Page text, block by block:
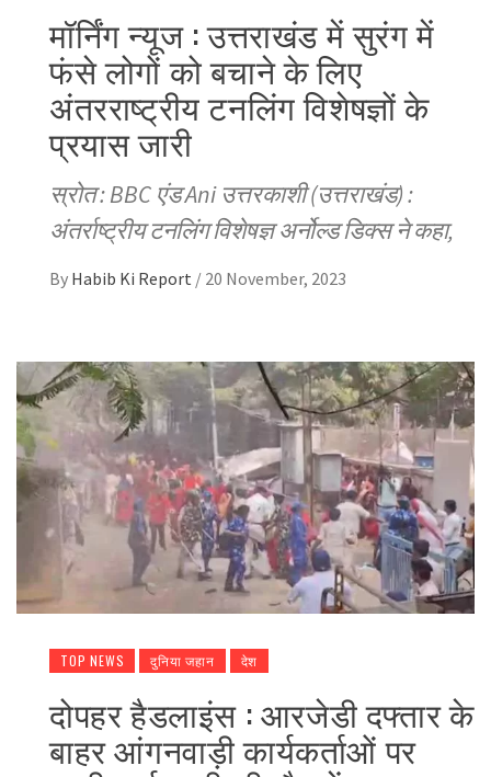
मॉर्निंग न्यूज : उत्तराखंड में सुरंग में
फंसे लोगों को बचाने के लिए
अंतरराष्ट्रीय टनलिंग विशेषज्ञों के
प्रयास जारी
स्रोत : BBC एंड Ani उत्तरकाशी (उत्तराखंड) :
अंतर्राष्ट्रीय टनलिंग विशेषज्ञ अर्नोल्ड डिक्स ने कहा,
By Habib Ki Report / 20 November, 2023
TOP NEWS दुनिया जहान देश
दोपहर हैडलाइंस : आरजेडी दफ्तार के
बाहर आंगनवाड़ी कार्यकर्ताओं पर